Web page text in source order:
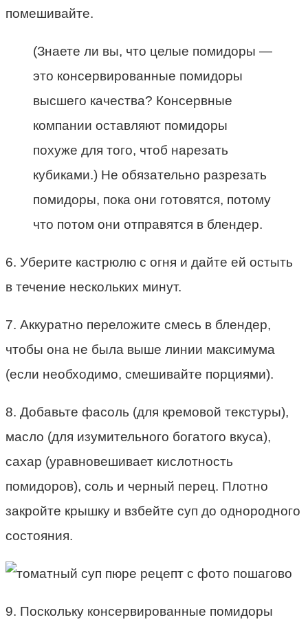
помешивайте.
(Знаете ли вы, что целые помидоры —
это консервированные помидоры
высшего качества? Консервные
компании оставляют помидоры
похуже для того, чтоб нарезать
кубиками.) Не обязательно разрезать
помидоры, пока они готовятся, потому
что потом они отправятся в блендер.
6. Уберите кастрюлю с огня и дайте ей остыть
в течение нескольких минут.
7. Аккуратно переложите смесь в блендер,
чтобы она не была выше линии максимума
(если необходимо, смешивайте порциями).
8. Добавьте фасоль (для кремовой текстуры),
масло (для изумительного богатого вкуса),
сахар (уравновешивает кислотность
помидоров), соль и черный перец. Плотно
закройте крышку и взбейте суп до однородного
состояния.
9. Поскольку консервированные помидоры